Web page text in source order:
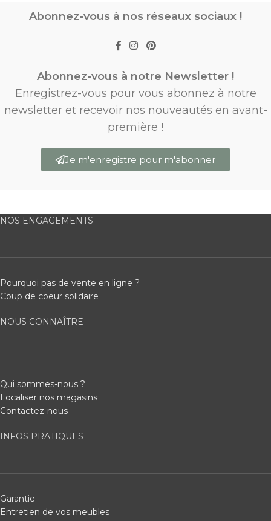
Abonnez-vous à nos réseaux sociaux !
Abonnez-vous à notre Newsletter !
Enregistrez-vous pour vous abonnez à notre
newsletter et recevoir nos nouveautés en avant-
première !
Je m'enregistre pour m'abonner
NOS ENGAGEMENTS
Pourquoi pas de vente en ligne ?
Coup de coeur solidaire
NOUS CONNAÎTRE
Qui sommes-nous ?
Localiser nos magasins
Contactez-nous
INFOS PRATIQUES
Garantie
Entretien de vos meubles